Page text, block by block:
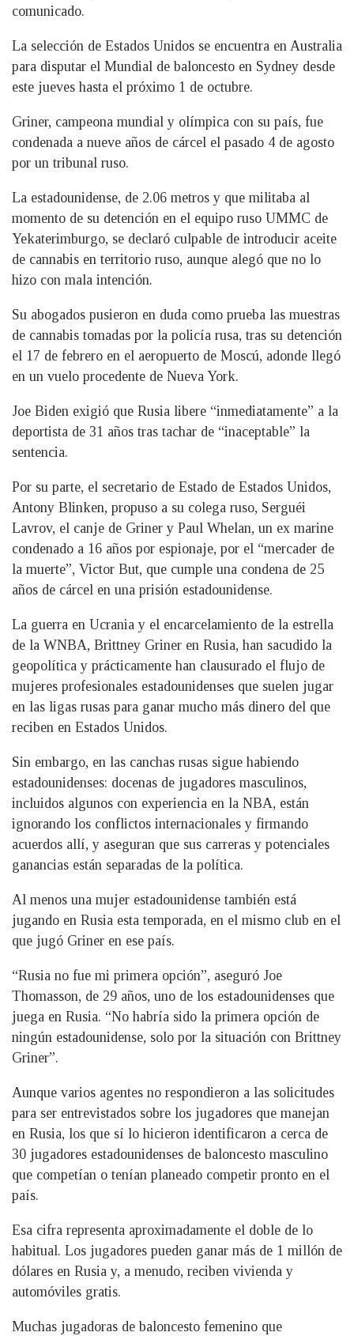
comunicado.
La selección de Estados Unidos se encuentra en Australia
para disputar el Mundial de baloncesto en Sydney desde
este jueves hasta el próximo 1 de octubre.
Griner, campeona mundial y olímpica con su país, fue
condenada a nueve años de cárcel el pasado 4 de agosto
por un tribunal ruso.
La estadounidense, de 2.06 metros y que militaba al
momento de su detención en el equipo ruso UMMC de
Yekaterimburgo, se declaró culpable de introducir aceite
de cannabis en territorio ruso, aunque alegó que no lo
hizo con mala intención.
Su abogados pusieron en duda como prueba las muestras
de cannabis tomadas por la policía rusa, tras su detención
el 17 de febrero en el aeropuerto de Moscú, adonde llegó
en un vuelo procedente de Nueva York.
Joe Biden exigió que Rusia libere “inmediatamente” a la
deportista de 31 años tras tachar de “inaceptable” la
sentencia.
Por su parte, el secretario de Estado de Estados Unidos,
Antony Blinken, propuso a su colega ruso, Serguéi
Lavrov, el canje de Griner y Paul Whelan, un ex marine
condenado a 16 años por espionaje, por el “mercader de
la muerte”, Victor But, que cumple una condena de 25
años de cárcel en una prisión estadounidense.
La guerra en Ucrania y el encarcelamiento de la estrella
de la WNBA, Brittney Griner en Rusia, han sacudido la
geopolítica y prácticamente han clausurado el flujo de
mujeres profesionales estadounidenses que suelen jugar
en las ligas rusas para ganar mucho más dinero del que
reciben en Estados Unidos.
Sin embargo, en las canchas rusas sigue habiendo
estadounidenses: docenas de jugadores masculinos,
incluidos algunos con experiencia en la NBA, están
ignorando los conflictos internacionales y firmando
acuerdos allí, y aseguran que sus carreras y potenciales
ganancias están separadas de la política.
Al menos una mujer estadounidense también está
jugando en Rusia esta temporada, en el mismo club en el
que jugó Griner en ese país.
“Rusia no fue mi primera opción”, aseguró Joe
Thomasson, de 29 años, uno de los estadounidenses que
juega en Rusia. “No habría sido la primera opción de
ningún estadounidense, solo por la situación con Brittney
Griner”.
Aunque varios agentes no respondieron a las solicitudes
para ser entrevistados sobre los jugadores que manejan
en Rusia, los que sí lo hicieron identificaron a cerca de
30 jugadores estadounidenses de baloncesto masculino
que competían o tenían planeado competir pronto en el
país.
Esa cifra representa aproximadamente el doble de lo
habitual. Los jugadores pueden ganar más de 1 millón de
dólares en Rusia y, a menudo, reciben vivienda y
automóviles gratis.
Muchas jugadoras de baloncesto femenino que